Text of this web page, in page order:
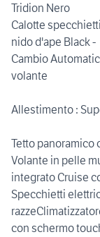
Tridion Nero
Calotte
nido d'ape Black -
Cambio
volante
Allestimento :
Tetto panoramico
Volante in pelle
integrato Cruise
Specchietti
con schermo